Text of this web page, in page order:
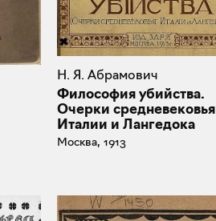
Н. Я. Абрамович
Философия убийства.
Очерки средневековья
Италии и Лангедока
Москва, 1913